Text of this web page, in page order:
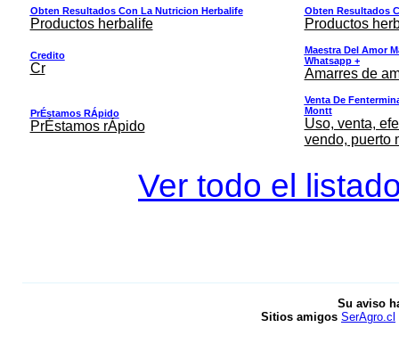
Obten Resultados Con La Nutricion Herbalife
Productos herbalife
Obten Resultados
Productos
Credito
Cr
Maestra Del Amor
Whatsapp +
Amarres de
PrÉstamos RÁpido
PrÉstamos rÁpido
Venta De
Montt
Uso, venta,
vendo, puerto
Ver todo el
Su aviso
Sitios amigos SerAgro.cl